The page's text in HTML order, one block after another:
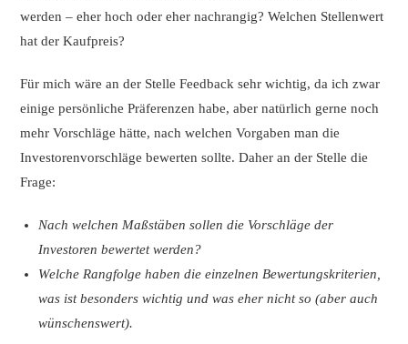
werden – eher hoch oder eher nachrangig? Welchen Stellenwert
hat der Kaufpreis?
Für mich wäre an der Stelle Feedback sehr wichtig, da ich zwar
einige persönliche Präferenzen habe, aber natürlich gerne noch
mehr Vorschläge hätte, nach welchen Vorgaben man die
Investorenvorschläge bewerten sollte. Daher an der Stelle die
Frage:
Nach welchen Maßstäben sollen die Vorschläge der
Investoren bewertet werden?
Welche Rangfolge haben die einzelnen Bewertungskriterien,
was ist besonders wichtig und was eher nicht so (aber auch
wünschenswert).